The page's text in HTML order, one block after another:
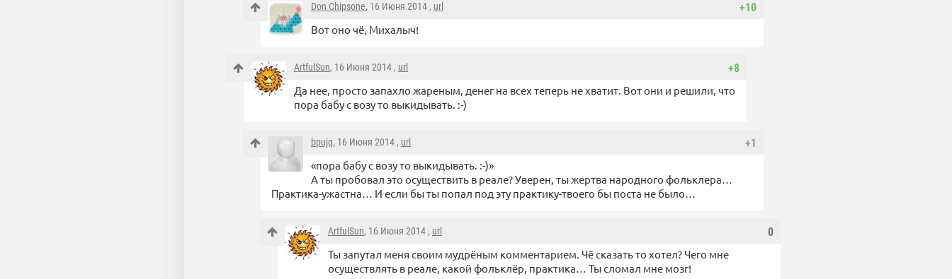
+10
Don Chipsone, 16 Июня 2014 , url
Вот оно чё, Михалыч!
+8
ArtfulSun, 16 Июня 2014 , url
Да нее, просто запахло жареным, денег на всех теперь не хватит. Вот они и решили, что
пора бабу с возу то выкидывать. :-)
+1
bpujq, 16 Июня 2014 , url
«пора бабу с возу то выкидывать. :-)»
А ты пробовал это осуществить в реале? Уверен, ты жертва народного фольклера…
Практика-ужастна… И если бы ты попал под эту практику-твоего бы поста не было…
0
ArtfulSun, 16 Июня 2014 , url
Ты запутал меня своим мудрёным комментарием. Чё сказать то хотел? Чего мне
осуществлять в реале, какой фольклёр, практика… Ты сломал мне мозг!